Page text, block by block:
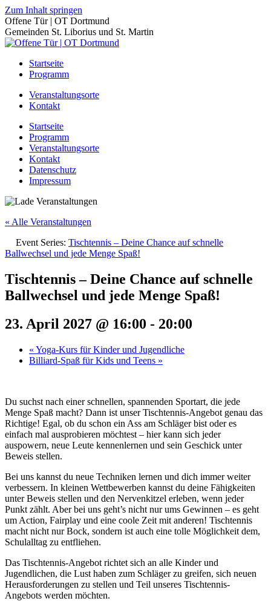
Zum Inhalt springen
Offene Tür | OT Dortmund
Gemeinden St. Liborius und St. Martin
Startseite
Programm
Veranstaltungsorte
Kontakt
Startseite
Programm
Veranstaltungsorte
Kontakt
Datenschutz
Impressum
« Alle Veranstaltungen
Event Series: Tischtennis – Deine Chance auf schnelle
Ballwechsel und jede Menge Spaß!
Tischtennis – Deine Chance auf schnelle
Ballwechsel und jede Menge Spaß!
23. April 2027 @ 16:00 - 20:00
« Yoga-Kurs für Kinder und Jugendliche
Billiard-Spaß für Kids und Teens »
Du suchst nach einer schnellen, spannenden Sportart, die jede
Menge Spaß macht? Dann ist unser Tischtennis-Angebot genau das
Richtige! Egal, ob du schon ein Ass am Schläger bist oder es
einfach mal ausprobieren möchtest – hier kann sich jeder
auspowern, neue Leute kennenlernen und sein Geschick unter
Beweis stellen.
Bei uns kannst du neue Techniken lernen und dich immer weiter
verbessern. In kleinen Wettbewerben kannst du deine Fähigkeiten
unter Beweis stellen und den Nervenkitzel erleben, wenn jeder
Punkt zählt. Aber bei uns geht’s nicht nur ums Gewinnen – es geht
um Action, Fairplay und eine coole Zeit mit anderen! Tischtennis
macht nicht nur Bock, sondern ist auch eine tolle Möglichkeit dem,
Schulalltag zu entfliehen.
Das Tischtennis-Angebot richtet sich an alle Kinder und
Jugendlichen, die Lust haben zum Schläger zu greifen, sich neuen
Herausforderungen zu stellen und Teil unseres Tischtennis-
Angebots werden möchten.